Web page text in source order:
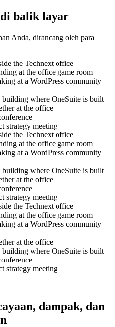
balik layar
Anda, dirancang oleh para
dampak, dan